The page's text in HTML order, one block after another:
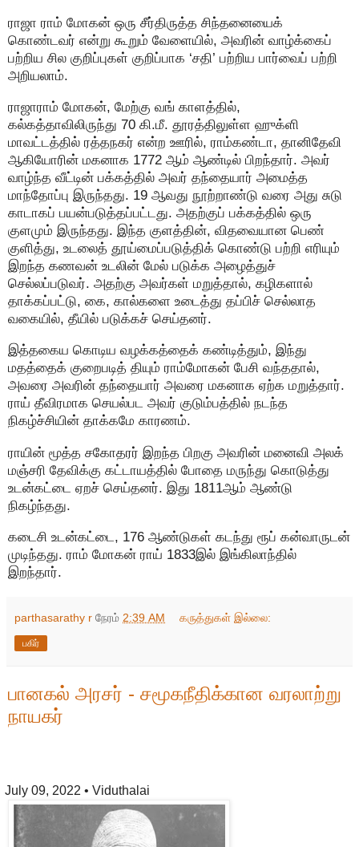
ராஜா ராம் மோகன் ஒரு சீர்திருத்த சிந்தனையைக்
கொண்டவர் என்று கூறும் வேளையில், அவரின் வாழ்க்கைப்
பற்றிய சில குறிப்புகள் குறிப்பாக ‘சதி’ பற்றிய பார்வைப் பற்றி
அறியலாம்.
ராஜாராம் மோகன், மேற்கு வங் காளத்தில்,
கல்கத்தாவிலிருந்து 70 கி.மீ. தூரத்திலுள்ள ஹுக்ளி
மாவட்டத்தில் ரத்தநகர் என்ற ஊரில், ராம்கண்டா, தானிதேவி
ஆகியோரின் மகனாக 1772 ஆம் ஆண்டில் பிறந்தார். அவர்
வாழ்ந்த வீட்டின் பக்கத்தில் அவர் தந்தையார் அமைத்த
மாந்தோப்பு இருந்தது. 19 ஆவது நூற்றாண்டு வரை அது சுடு
காடாகப் பயன்படுத்தப்பட்டது. அதற்குப் பக்கத்தில் ஒரு
குளமும் இருந்தது. இந்த குளத்தின், விதவையான பெண்
குளித்து, உடலைத் தூய்மைப்படுத்திக் கொண்டு பற்றி எரியும்
இறந்த கணவன் உடலின் மேல் படுக்க அழைத்துச்
செல்லப்படுவர். அதற்கு அவர்கள் மறுத்தால், கழிகளால்
தாக்கப்பட்டு, கை, கால்களை உடைத்து தப்பிச் செல்லாத
வகையில், தீயில் படுக்கச் செய்தனர்.
இத்தகைய கொடிய வழக்கத்தைக் கண்டித்தும், இந்து
மதத்தைக் குறைபடித் தியும் ராம்மோகன் பேசி வந்ததால்,
அவரை அவரின் தந்தையார் அவரை மகனாக ஏற்க மறுத்தார்.
ராய் தீவிரமாக செயல்பட அவர் குடும்பத்தில் நடந்த
நிகழ்ச்சியின் தாக்கமே காரணம்.
ராயின் மூத்த சகோதரர் இறந்த பிறகு அவரின் மனைவி அலக்
மஞ்சரி தேவிக்கு கட்டாயத்தில் போதை மருந்து கொடுத்து
உடன்கட்டை ஏறச் செய்தனர். இது 1811ஆம் ஆண்டு
நிகழ்ந்தது.
கடைசி உடன்கட்டை, 176 ஆண்டுகள் கடந்து ரூப் கன்வாருடன்
முடிந்தது. ராம் மோகன் ராய் 1833இல் இங்கிலாந்தில்
இறந்தார்.
parthasarathy r நேரம் 2:39 AM கருத்துகள் இல்லை:
பகிர்
பானகல் அரசர் - சமூகநீதிக்கான வரலாற்று
நாயகர்
09, 2022• Viduthalai